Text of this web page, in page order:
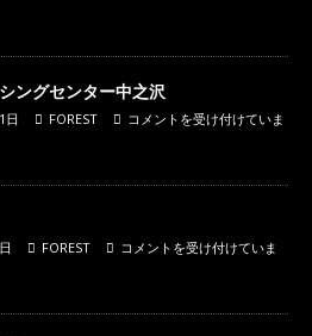
ングセンター中之沢
日 FOREST
コメントを受け付けていま
FOREST
コメントを受け付けていま